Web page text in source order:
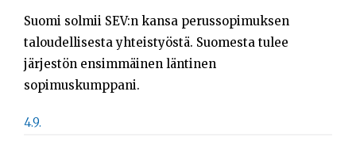
Suomi solmii SEV:n kansa perussopimuksen
taloudellisesta yhteistyöstä. Suomesta tulee
järjestön ensimmäinen läntinen
sopimuskumppani.
4.9.